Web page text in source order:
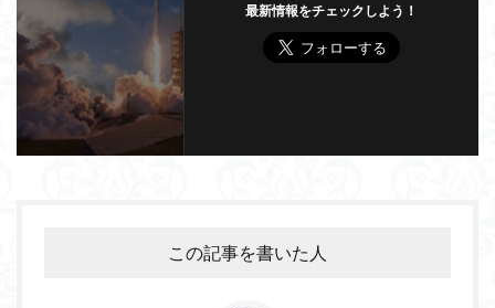
最新情報をチェックしよう！
この記事を書いた人